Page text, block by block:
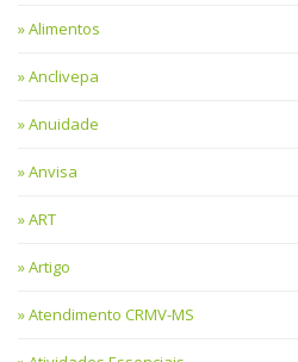
Alimentos
Anclivepa
Anuidade
Anvisa
ART
Artigo
Atendimento CRMV-MS